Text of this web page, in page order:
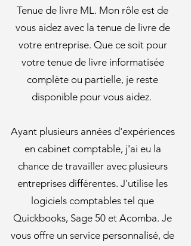
Tenue de livre ML. Mon rôle est de
vous aidez avec la tenue de livre de
votre entreprise. Que ce soit pour
votre tenue de livre informatisée
complète ou partielle, je reste
disponible pour vous aidez.
Ayant plusieurs années d'expériences
en cabinet comptable, j'ai eu la
chance de travailler avec plusieurs
entreprises différentes. J'utilise les
logiciels comptables tel que
Quickbooks, Sage 50 et Acomba. Je
vous offre un service personnalisé, de